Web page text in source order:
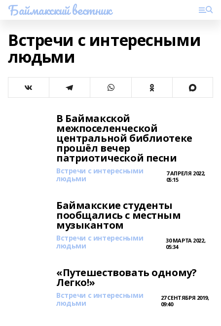
Баймакский вестник
Встречи с интересными
людьми
В Баймакской
межпоселенческой
центральной библиотеке
прошёл вечер
патриотической песни
Встречи с интересными
людьми
7 АПРЕЛЯ 2022,
05:15
Баймакские студенты
пообщались с местным
музыкантом
Встречи с интересными
людьми
30 МАРТА 2022,
05:34
«Путешествовать одному?
Легко!»
Встречи с интересными
людьми
27 СЕНТЯБРЯ 2019,
09:40